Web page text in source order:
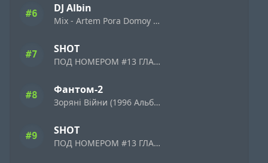
#6 DJ Albin
Mix - Artem Pora Domoy Remix
#7 SHOT
ПОД НОМЕРОМ #13 ГЛАВА II (2014)
#8 Фантом-2
Зоряні Війни (1996 Альбом)
#9 SHOT
ПОД НОМЕРОМ #13 ГЛАВА I (2014)